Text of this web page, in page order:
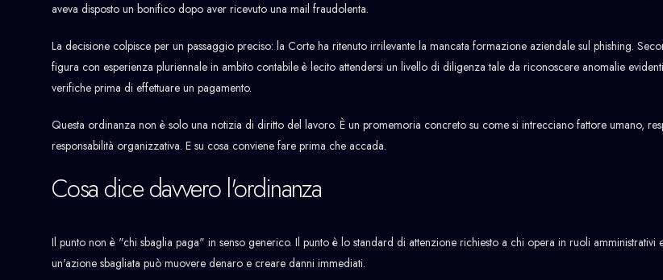
aveva disposto un bonifico dopo aver ricevuto una mail fraudolenta.
La decisione colpisce per un passaggio preciso: la Corte ha ritenuto irrilevante la mancata formazione aziendale sul phishing.
figura con esperienza pluriennale in ambito contabile è lecito attendersi un livello di diligenza tale da riconoscere anomalie
verifiche prima di effettuare un pagamento.
Questa ordinanza non è solo una notizia di diritto del lavoro. È un promemoria concreto su come si intrecciano fattore umano,
responsabilità organizzativa. E su cosa conviene fare prima che accada.
Cosa dice davvero l'ordinanza
Il punto non è "chi sbaglia paga" in senso generico. Il punto è lo standard di attenzione richiesto a chi opera in ruoli amministrativi
un'azione sbagliata può muovere denaro e creare danni immediati.